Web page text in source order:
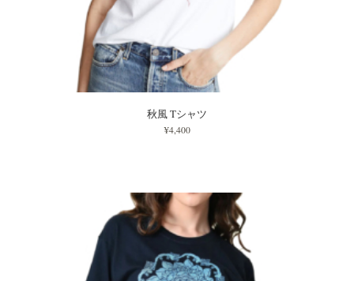
秋風 Tシャツ
¥4,400